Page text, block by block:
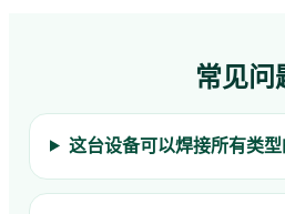
常见问
这台设备可以焊接所有类型